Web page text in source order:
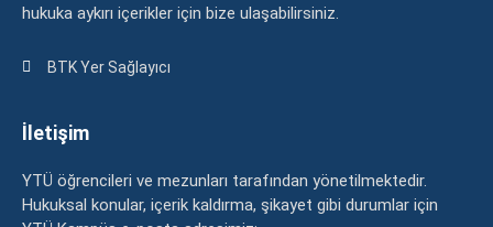
hukuka aykırı içerikler için bize ulaşabilirsiniz.
BTK Yer Sağlayıcı
İletişim
YTÜ öğrencileri ve mezunları tarafından yönetilmektedir.
Hukuksal konular, içerik kaldırma, şikayet gibi durumlar için